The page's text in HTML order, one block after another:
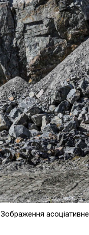
Зображення асоціативне